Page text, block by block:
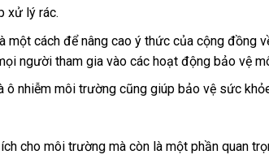
xử lý rác.
cách để nâng cao ý thức của cộng đồng
người tham gia vào các hoạt động bảo vệ
ô nhiễm môi trường cũng giúp bảo vệ sức
cho môi trường mà còn là một phần quan